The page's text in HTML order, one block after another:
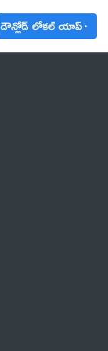
డౌన్లోడ్ లోకల్ యాప్